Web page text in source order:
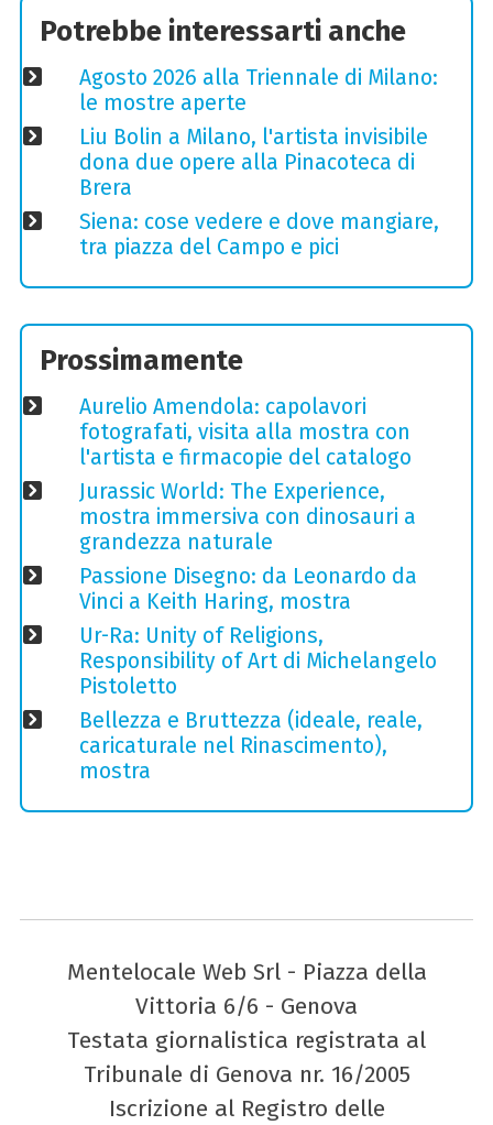
Potrebbe interessarti anche
Agosto 2026 alla Triennale di Milano:
le mostre aperte
Liu Bolin a Milano, l'artista invisibile
dona due opere alla Pinacoteca di
Brera
Siena: cose vedere e dove mangiare,
tra piazza del Campo e pici
Prossimamente
Aurelio Amendola: capolavori
fotografati, visita alla mostra con
l'artista e firmacopie del catalogo
Jurassic World: The Experience,
mostra immersiva con dinosauri a
grandezza naturale
Passione Disegno: da Leonardo da
Vinci a Keith Haring, mostra
Ur-Ra: Unity of Religions,
Responsibility of Art di Michelangelo
Pistoletto
Bellezza e Bruttezza (ideale, reale,
caricaturale nel Rinascimento),
mostra
Mentelocale Web Srl - Piazza della
Vittoria 6/6 - Genova
Testata giornalistica registrata al
Tribunale di Genova nr. 16/2005
Iscrizione al Registro delle